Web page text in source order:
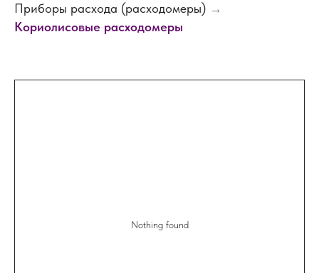
Приборы расхода (расходомеры) →
Кориолисовые расходомеры
Nothing found